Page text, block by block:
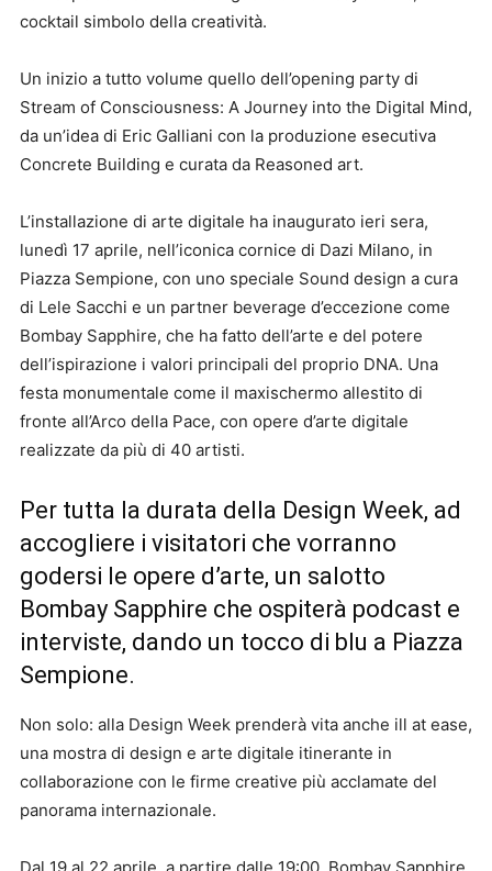
cocktail simbolo della creatività.
Un inizio a tutto volume quello dell’opening party di
Stream of Consciousness: A Journey into the Digital Mind,
da un’idea di Eric Galliani con la produzione esecutiva
Concrete Building e curata da Reasoned art.
L’installazione di arte digitale ha inaugurato ieri sera,
lunedì 17 aprile, nell’iconica cornice di Dazi Milano, in
Piazza Sempione, con uno speciale Sound design a cura
di Lele Sacchi e un partner beverage d’eccezione come
Bombay Sapphire, che ha fatto dell’arte e del potere
dell’ispirazione i valori principali del proprio DNA. Una
festa monumentale come il maxischermo allestito di
fronte all’Arco della Pace, con opere d’arte digitale
realizzate da più di 40 artisti.
Per tutta la durata della Design Week, ad
accogliere i visitatori che vorranno
godersi le opere d’arte, un salotto
Bombay Sapphire che ospiterà podcast e
interviste, dando un tocco di blu a Piazza
Sempione.
Non solo: alla Design Week prenderà vita anche ill at ease,
una mostra di design e arte digitale itinerante in
collaborazione con le firme creative più acclamate del
panorama internazionale.
Dal 19 al 22 aprile, a partire dalle 19:00, Bombay Sapphire